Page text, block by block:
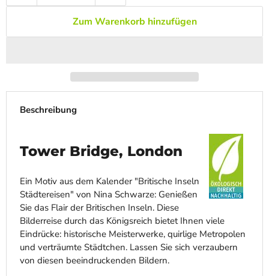
Zum Warenkorb hinzufügen
Beschreibung
Tower Bridge, London
Ein Motiv aus dem Kalender "Britische Inseln
Städtereisen" von Nina Schwarze: Genießen
Sie das Flair der Britischen Inseln. Diese
Bilderreise durch das Königsreich bietet Ihnen viele
Eindrücke: historische Meisterwerke, quirlige Metropolen
und verträumte Städtchen. Lassen Sie sich verzaubern
von diesen beeindruckenden Bildern.